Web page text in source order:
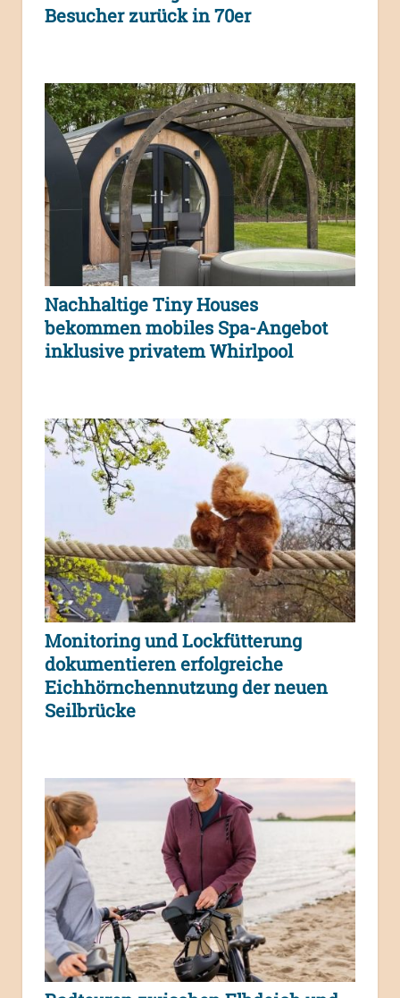
Besucher zurück in 70er
Nachhaltige Tiny Houses
bekommen mobiles Spa-Angebot
inklusive privatem Whirlpool
Monitoring und Lockfütterung
dokumentieren erfolgreiche
Eichhörnchennutzung der neuen
Seilbrücke